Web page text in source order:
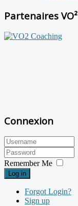
Partenaires VO²
Connexion
Remember Me
Log in
Forgot Login?
Sign up